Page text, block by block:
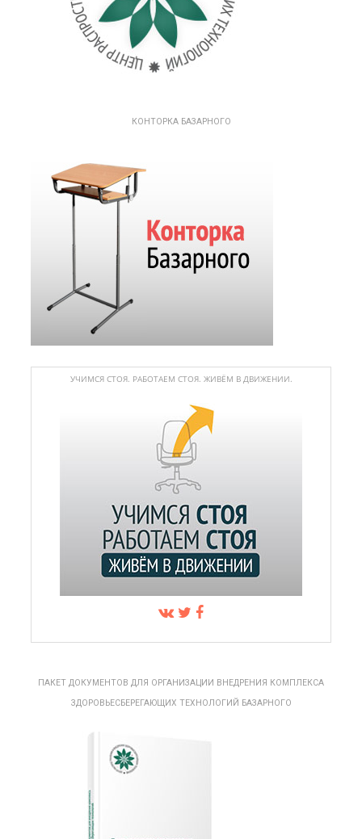
КОНТОРКА БАЗАРНОГО
УЧИМСЯ СТОЯ. РАБОТАЕМ СТОЯ. ЖИВЁМ В ДВИЖЕНИИ.
ПАКЕТ ДОКУМЕНТОВ ДЛЯ ОРГАНИЗАЦИИ ВНЕДРЕНИЯ КОМПЛЕКСА
ЗДОРОВЬЕСБЕРЕГАЮЩИХ ТЕХНОЛОГИЙ БАЗАРНОГО